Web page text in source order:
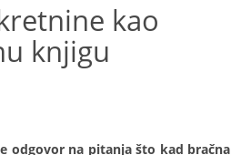
kao
knjigu
odgovor na pitanja što kad bračna